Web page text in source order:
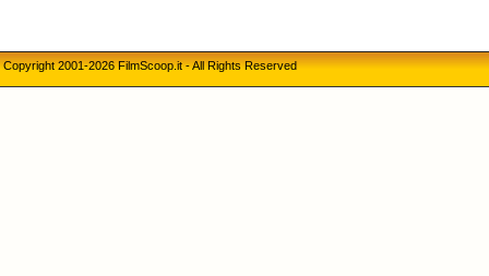
Copyright 2001-2026 FilmScoop.it - All Rights Reserved